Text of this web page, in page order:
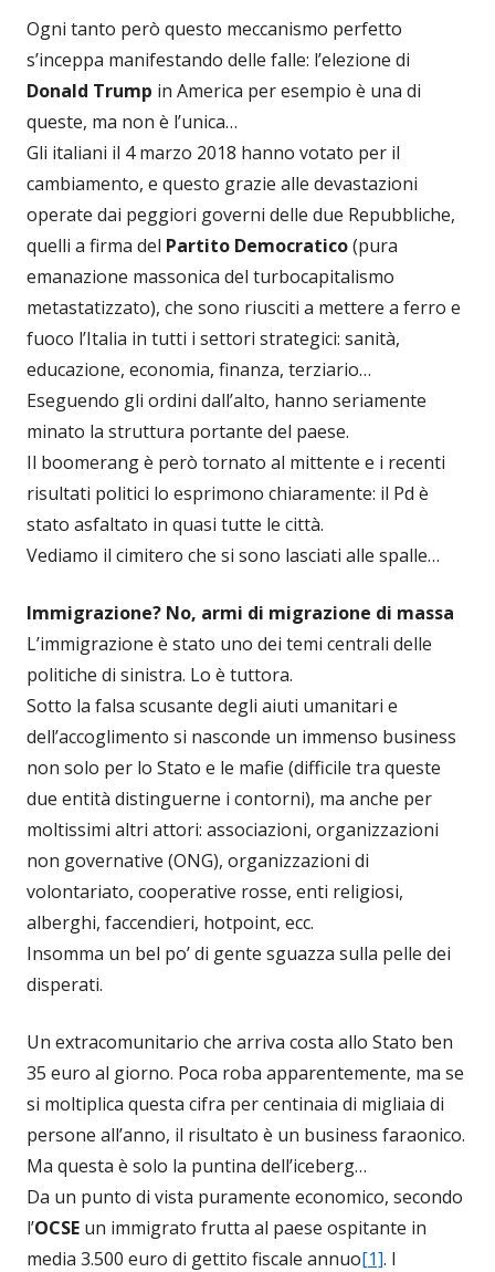
Ogni tanto però questo meccanismo perfetto
s’inceppa manifestando delle falle: l’elezione di
Donald Trump in America per esempio è una di
queste, ma non è l’unica…
Gli italiani il 4 marzo 2018 hanno votato per il
cambiamento, e questo grazie alle devastazioni
operate dai peggiori governi delle due Repubbliche,
quelli a firma del Partito Democratico(pura
emanazione massonica del turbocapitalismo
metastatizzato), che sono riusciti a mettere a ferro e
fuoco l’Italia in tutti i settori strategici: sanità,
educazione, economia, finanza, terziario…
Eseguendo gli ordini dall’alto, hanno seriamente
minato la struttura portante del paese.
Il boomerang è però tornato al mittente e i recenti
risultati politici lo esprimono chiaramente: il Pd è
stato asfaltato in quasi tutte le città.
Vediamo il cimitero che si sono lasciati alle spalle…
Immigrazione? No, armi di migrazione di massa
L’immigrazione è stato uno dei temi centrali delle
politiche di sinistra. Lo è tuttora.
Sotto la falsa scusante degli aiuti umanitari e
dell’accoglimento si nasconde un immenso business
non solo per lo Stato e le mafie (difficile tra queste
due entità distinguerne i contorni), ma anche per
moltissimi altri attori: associazioni, organizzazioni
non governative (ONG), organizzazioni di
volontariato, cooperative rosse, enti religiosi,
alberghi, faccendieri, hotpoint, ecc.
Insomma un bel po’ di gente sguazza sulla pelle dei
disperati.
Un extracomunitario che arriva costa allo Stato ben
35 euro al giorno. Poca roba apparentemente, ma se
si moltiplica questa cifra per centinaia di migliaia di
persone all’anno, il risultato è un business faraonico.
Ma questa è solo la puntina dell’iceberg…
Da un punto di vista puramente economico, secondo
l’OCSE un immigrato frutta al paese ospitante in
media 3.500 euro di gettito fiscale annuo[1]. I